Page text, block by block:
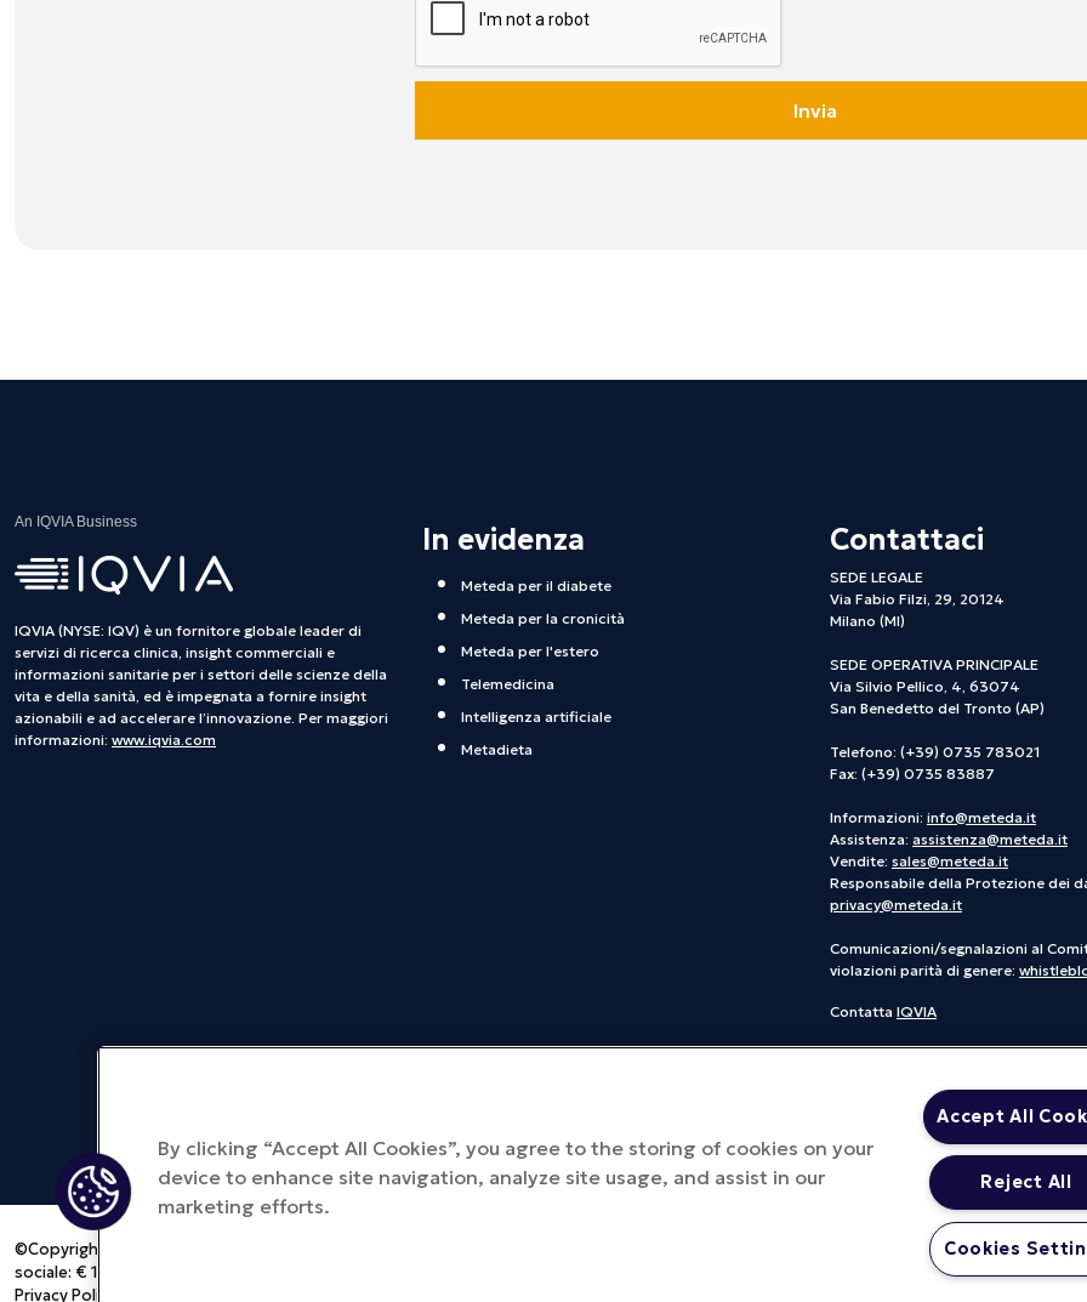
Invia
An IQVIA Business
IQVIA (NYSE: IQV) è un fornitore globale leader di
servizi di ricerca clinica, insight commerciali e
informazioni sanitarie per i settori delle scienze della
vita e della sanità, ed è impegnata a fornire insight
azionabili e ad accelerare l’innovazione. Per maggiori
informazioni: www.iqvia.com
In evidenza
Meteda per il diabete
Meteda per la cronicità
Meteda per l'estero
Telemedicina
Intelligenza artificiale
Metadieta
Contattaci
SEDE LEGALE
Via Fabio Filzi, 29, 20124
Milano (MI)
SEDE OPERATIVA PRINCIPALE
Via Silvio Pellico, 4, 63074
San Benedetto del Tronto (AP)
Telefono: (+39) 0735 783021
Fax: (+39) 0735 83887
Informazioni: info@meteda.it
Assistenza: assistenza@meteda.it
Vendite: sales@meteda.it
Responsabile della Protezione dei
privacy@meteda.it
Comunicazioni/segnalazioni al
violazioni parità di genere:
Contatta IQVIA
©Copyright 2025 METEDA S.r.l. - Tutti i diritti riservati - Provincia dell'ufficio registro di iscrizione: MI - NUMERO REA: MI – 2810578 Capitale
sociale: € 100.000 i.v. - P.IVA 01713290441 -
Privacy Policy
By clicking “Accept All Cookies”, you agree to the storing of cookies on your
device to enhance site navigation, analyze site usage, and assist in our
marketing efforts.
Accept All
Reject All
Cookies